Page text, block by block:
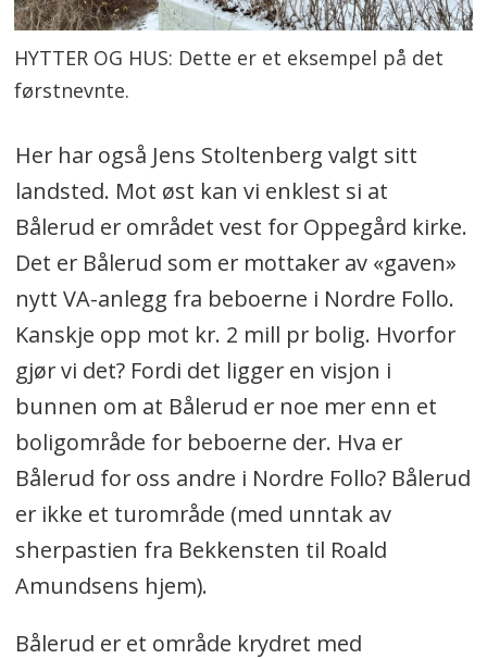
HYTTER OG HUS: Dette er et eksempel på det
førstnevnte.
Her har også Jens Stoltenberg valgt sitt
landsted. Mot øst kan vi enklest si at
Bålerud er området vest for Oppegård kirke.
Det er Bålerud som er mottaker av «gaven»
nytt VA-anlegg fra beboerne i Nordre Follo.
Kanskje opp mot kr. 2 mill pr bolig. Hvorfor
gjør vi det? Fordi det ligger en visjon i
bunnen om at Bålerud er noe mer enn et
boligområde for beboerne der. Hva er
Bålerud for oss andre i Nordre Follo? Bålerud
er ikke et turområde (med unntak av
sherpastien fra Bekkensten til Roald
Amundsens hjem).
Bålerud er et område krydret med